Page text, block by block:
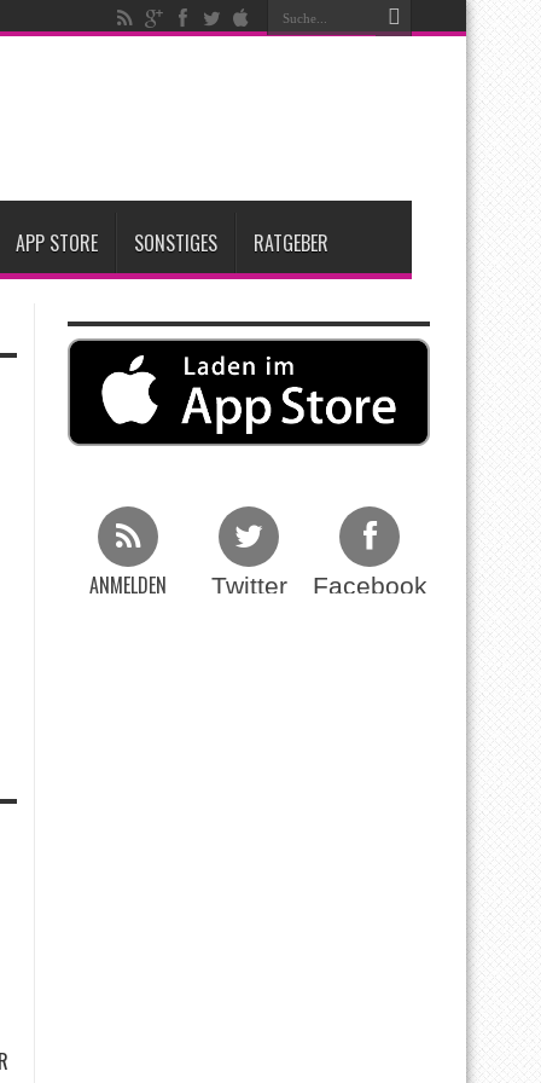
Apple übernimmt Softwarefirma PlasmaSolve
APP STORE SONSTIGES RATGEBER
ANMELDEN Twitter Facebook